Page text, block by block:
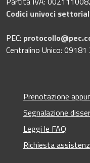
Codici univoci
PEC:
Centralino Unico: 09181
Prenotazione
Segnalazione
Leggi le FAQ
Richiesta